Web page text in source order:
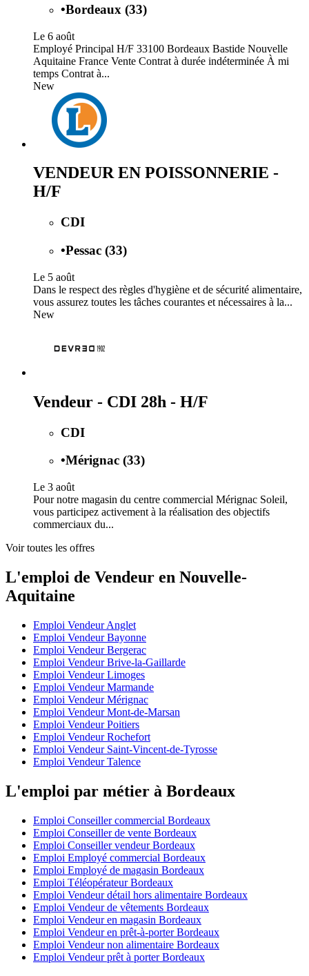
•Bordeaux (33)
Le 6 août
Employé Principal H/F 33100 Bordeaux Bastide Nouvelle
Aquitaine France Vente Contrat à durée indéterminée À mi
temps Contrat à...
New
VENDEUR EN POISSONNERIE -
H/F
CDI
•Pessac (33)
Le 5 août
Dans le respect des règles d'hygiène et de sécurité alimentaire,
vous assurez toutes les tâches courantes et nécessaires à la...
New
Vendeur - CDI 28h - H/F
CDI
•Mérignac (33)
Le 3 août
Pour notre magasin du centre commercial Mérignac Soleil,
vous participez activement à la réalisation des objectifs
commerciaux du...
Voir toutes les offres
L'emploi de Vendeur en Nouvelle-
Aquitaine
Emploi Vendeur Anglet
Emploi Vendeur Bayonne
Emploi Vendeur Bergerac
Emploi Vendeur Brive-la-Gaillarde
Emploi Vendeur Limoges
Emploi Vendeur Marmande
Emploi Vendeur Mérignac
Emploi Vendeur Mont-de-Marsan
Emploi Vendeur Poitiers
Emploi Vendeur Rochefort
Emploi Vendeur Saint-Vincent-de-Tyrosse
Emploi Vendeur Talence
L'emploi par métier à Bordeaux
Emploi Conseiller commercial Bordeaux
Emploi Conseiller de vente Bordeaux
Emploi Conseiller vendeur Bordeaux
Emploi Employé commercial Bordeaux
Emploi Employé de magasin Bordeaux
Emploi Téléopérateur Bordeaux
Emploi Vendeur détail hors alimentaire Bordeaux
Emploi Vendeur de vêtements Bordeaux
Emploi Vendeur en magasin Bordeaux
Emploi Vendeur en prêt-à-porter Bordeaux
Emploi Vendeur non alimentaire Bordeaux
Emploi Vendeur prêt à porter Bordeaux